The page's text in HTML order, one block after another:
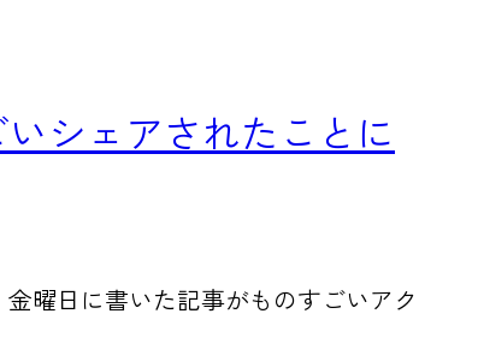
シェアされたことに
曜日に書いた記事がものすごいアク